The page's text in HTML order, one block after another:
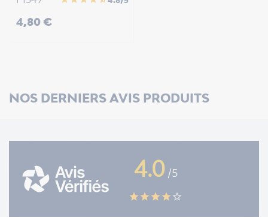
Prix
4,80 €
NOS DERNIERS AVIS PRODUITS
4.0 /5
star star star star star_border